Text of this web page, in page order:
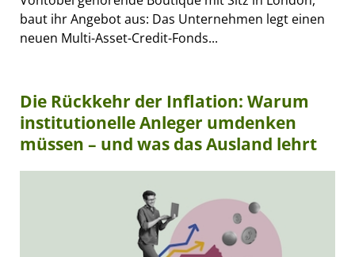
baut ihr Angebot aus: Das Unternehmen legt einen
neuen Multi-Asset-Credit-Fonds...
Die Rückkehr der Inflation: Warum
institutionelle Anleger umdenken
müssen – und was das Ausland lehrt